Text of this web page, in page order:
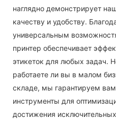
наглядно демонстрирует
качеству и удобству.
универсальным
принтер обеспечивает
этикеток для любых задач.
работаете ли вы в малом
складе, мы гарантируем
инструменты для
достижения